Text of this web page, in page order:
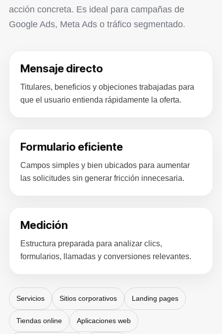
acción concreta. Es ideal para campañas de
Google Ads, Meta Ads o tráfico segmentado.
Mensaje directo
Titulares, beneficios y objeciones trabajadas para
que el usuario entienda rápidamente la oferta.
Formulario eficiente
Campos simples y bien ubicados para aumentar
las solicitudes sin generar fricción innecesaria.
Medición
Estructura preparada para analizar clics,
formularios, llamadas y conversiones relevantes.
Servicios Sitios corporativos Landing pages
Tiendas online Aplicaciones web